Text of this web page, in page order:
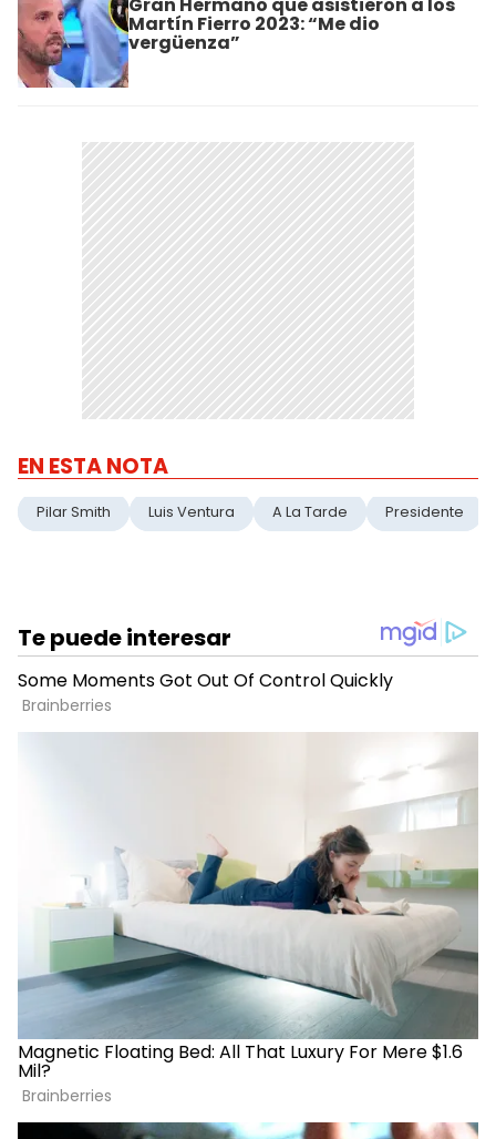
Martín Fierro 2023: “Me dio
vergüenza”
EN ESTA NOTA
Pilar Smith Luis Ventura A La Tarde Presidente